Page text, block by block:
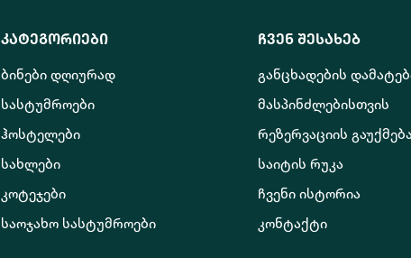
კატეგორიები
ბინები დღიურად
სასტუმროები
ჰოსტელები
სახლები
კოტეჯები
საოჯახო სასტუმროები
ჩვენ შესახებ
განცხადების
მასპინძლებისთვის
რეზერვაციის
საიტის რუკა
ჩვენი ისტორია
კონტაქტი